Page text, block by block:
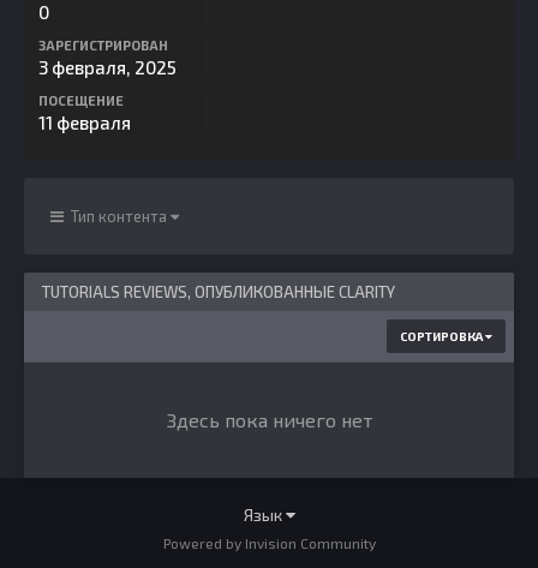
0
ЗАРЕГИСТРИРОВАН
3 февраля, 2025
ПОСЕЩЕНИЕ
11 февраля
Тип контента
TUTORIALS REVIEWS, ОПУБЛИКОВАННЫЕ CLARITY
СОРТИРОВКА
Здесь пока ничего нет
Язык
Powered by Invision Community